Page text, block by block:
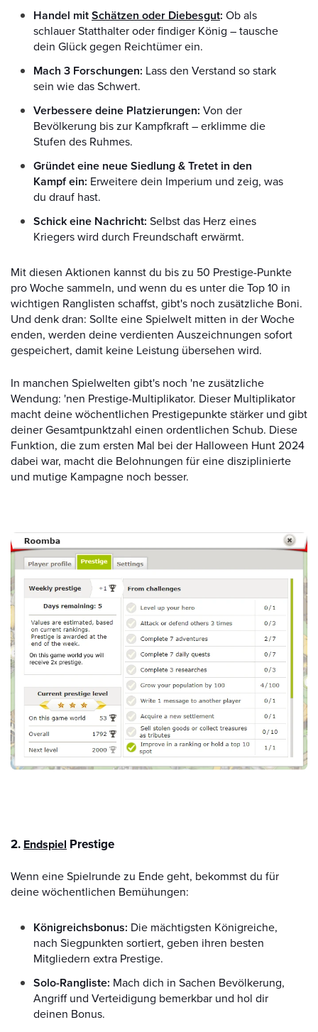
Handel mitSchätzen oder Diebesgut: Ob als
schlauer Statthalter oder findiger König – tausche
dein Glück gegen Reichtümer ein.
Mach 3 Forschungen: Lass den Verstand so stark
sein wie das Schwert.
Verbessere deine Platzierungen: Von der
Bevölkerung bis zur Kampfkraft – erklimme die
Stufen des Ruhmes.
Gründet eine neue Siedlung & Tretet in den
Kampf ein: Erweitere dein Imperium und zeig, was
du drauf hast.
Schick eine Nachricht: Selbst das Herz eines
Kriegers wird durch Freundschaft erwärmt.
Mit diesen Aktionen kannst du bis zu 50 Prestige-Punkte
pro Woche sammeln, und wenn du es unter die Top 10 in
wichtigen Ranglisten schaffst, gibt's noch zusätzliche Boni.
Und denk dran: Sollte eine Spielwelt mitten in der Woche
enden, werden deine verdienten Auszeichnungen sofort
gespeichert, damit keine Leistung übersehen wird.
In manchen Spielwelten gibt's noch 'ne zusätzliche
Wendung: 'nen Prestige-Multiplikator. Dieser Multiplikator
macht deine wöchentlichen Prestigepunkte stärker und gibt
deiner Gesamtpunktzahl einen ordentlichen Schub. Diese
Funktion, die zum ersten Mal bei der Halloween Hunt 2024
dabei war, macht die Belohnungen für eine disziplinierte
und mutige Kampagne noch besser.
2. Endspiel Prestige
Wenn eine Spielrunde zu Ende geht, bekommst du für
deine wöchentlichen Bemühungen:
Königreichsbonus: Die mächtigsten Königreiche,
nach Siegpunkten sortiert, geben ihren besten
Mitgliedern extra Prestige.
Solo-Rangliste: Mach dich in Sachen Bevölkerung,
Angriff und Verteidigung bemerkbar und hol dir
deinen Bonus.